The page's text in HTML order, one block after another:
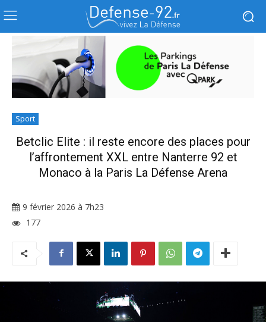
Sport
Betclic Elite : il reste encore des places pour
l’affrontement XXL entre Nanterre 92 et
Monaco à la Paris La Défense Arena
9 février 2026 à 7h23
177